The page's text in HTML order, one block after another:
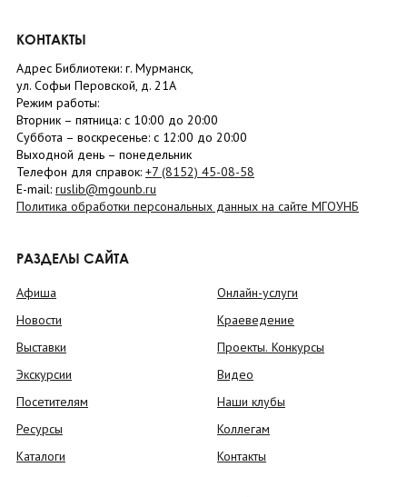
КОНТАКТЫ
Адрес Библиотеки: г. Мурманск,
ул. Софьи Перовской, д. 21А
Режим работы:
Вторник – пятница: с 10:00 до 20:00
Суббота – воскресенье: c 12:00 до 20:00
Выходной день – понедельник
Телефон для справок: +7 (8152) 45-08-58
E-mail: ruslib@mgounb.ru
Политика обработки персональных данных на сайте МГОУНБ
РАЗДЕЛЫ САЙТА
Афиша
Новости
Выставки
Экскурсии
Посетителям
Ресурсы
Каталоги
Онлайн-услуги
Краеведение
Проекты. Конкурсы
Видео
Наши клубы
Коллегам
Контакты